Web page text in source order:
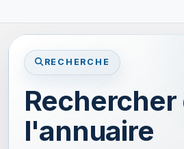
RECHERCHE
Rechercher
l'annuaire